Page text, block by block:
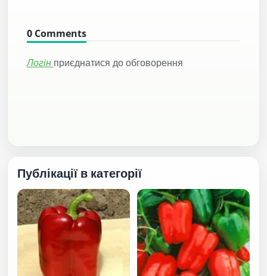
0 Comments
Логін приєднатися до обговорення
Публікації в категорії